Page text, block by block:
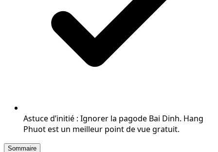
Astuce d’initié : Ignorer la pagode Bai Dinh. Hang
Phuot est un meilleur point de vue gratuit.
Sommaire